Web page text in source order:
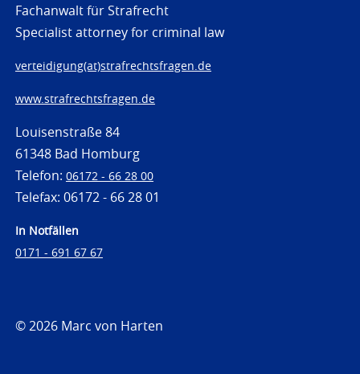
Fachanwalt für Strafrecht
Specialist attorney for criminal law
verteidigung(at)strafrechtsfragen.de
www.strafrechtsfragen.de
Louisenstraße 84
61348 Bad Homburg
Telefon: 06172 - 66 28 00
Telefax: 06172 - 66 28 01
In Notfällen
0171 - 691 67 67
© 2026 Marc von Harten